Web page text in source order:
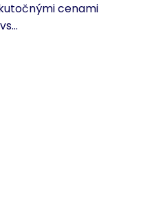
cenami